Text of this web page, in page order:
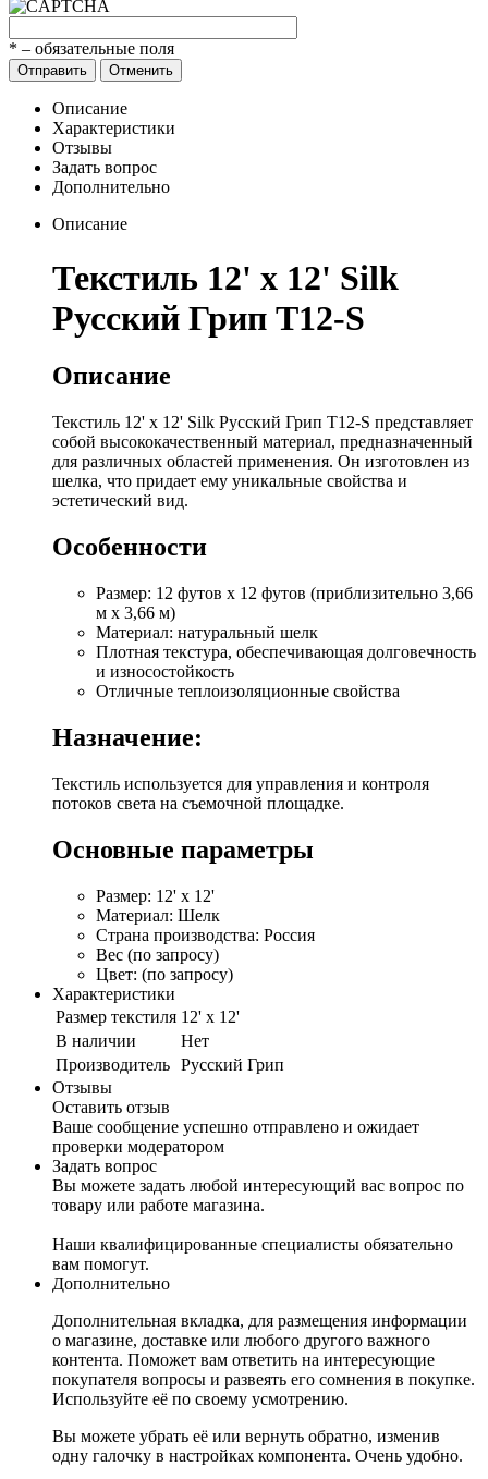
* – обязательные поля
Отправить Отменить
Описание
Характеристики
Отзывы
Задать вопрос
Дополнительно
Описание
Текстиль 12' х 12' Silk
Русский Грип T12-S
Описание
Текстиль 12' х 12' Silk Русский Грип T12-S представляет
собой высококачественный материал, предназначенный
для различных областей применения. Он изготовлен из
шелка, что придает ему уникальные свойства и
эстетический вид.
Особенности
Размер: 12 футов х 12 футов (приблизительно 3,66
м x 3,66 м)
Материал: натуральный шелк
Плотная текстура, обеспечивающая долговечность
и износостойкость
Отличные теплоизоляционные свойства
Назначение:
Текстиль используется для управления и контроля
потоков света на съемочной площадке.
Основные параметры
Размер: 12' х 12'
Материал: Шелк
Страна производства: Россия
Вес (по запросу)
Цвет: (по запросу)
Характеристики
Размер текстиля 12' x 12'
В наличии
Нет
Производитель Русский Грип
Отзывы
Оставить отзыв
Ваше сообщение успешно отправлено и ожидает
проверки модератором
Задать вопрос
Вы можете задать любой интересующий вас вопрос по
товару или работе магазина.
Наши квалифицированные специалисты обязательно
вам помогут.
Дополнительно
Дополнительная вкладка, для размещения информации
о магазине, доставке или любого другого важного
контента. Поможет вам ответить на интересующие
покупателя вопросы и развеять его сомнения в покупке.
Используйте её по своему усмотрению.
Вы можете убрать её или вернуть обратно, изменив
одну галочку в настройках компонента. Очень удобно.